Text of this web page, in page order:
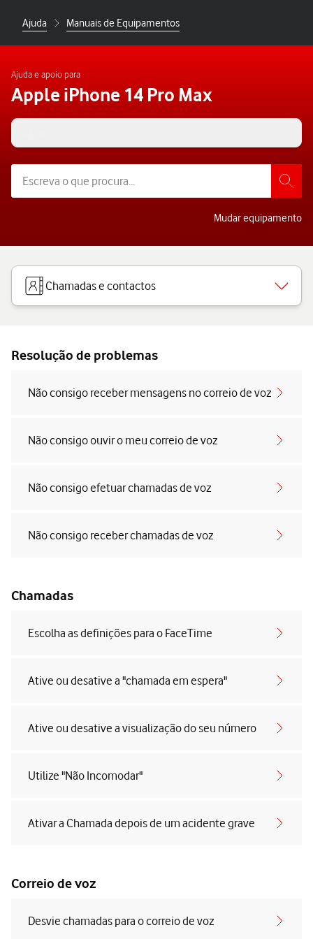
Ajuda Manuais de Equipamentos
Ajuda e apoio para
Apple iPhone 14 Pro Max
Mudar equipamento
Chamadas e contactos
Resolução de problemas
Não consigo receber mensagens no correio de voz
Não consigo ouvir o meu correio de voz
Não consigo efetuar chamadas de voz
Não consigo receber chamadas de voz
Chamadas
Escolha as definições para o FaceTime
Ative ou desative a "chamada em espera"
Ative ou desative a visualização do seu número
Utilize "Não Incomodar"
Ativar a Chamada depois de um acidente grave
Correio de voz
Desvie chamadas para o correio de voz